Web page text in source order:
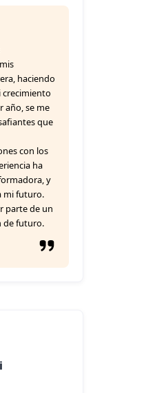
haciendo
crecimiento
año, se me
que
con los
ha
y
mi futuro.
parte de un
de futuro.